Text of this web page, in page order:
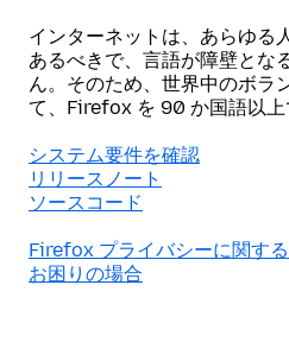
インターネットは、あらゆる
あるべきで、言語が障壁とな
ん。そのため、世界中のボラ
て、Firefox を 90 か国語以上
システム要件を確認
リリースノート
ソースコード
Firefox プライバシーに関す
お困りの場合